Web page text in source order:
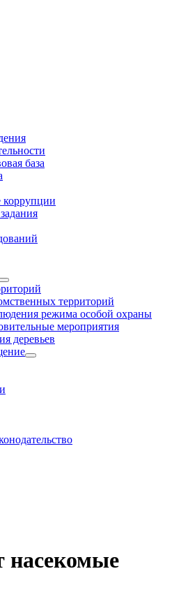
база
коррупции
территорий
режима особой охраны
мероприятия
деревьев
насекомые